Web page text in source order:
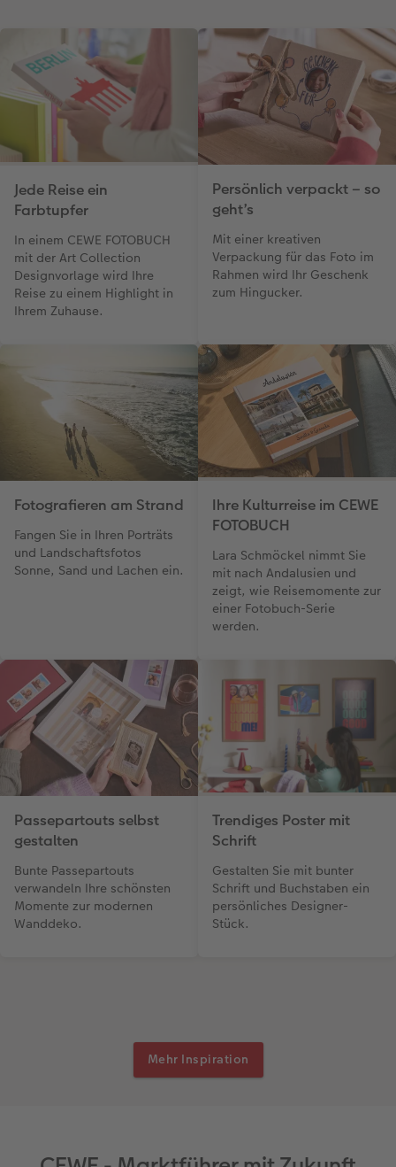
Jede Reise ein
Farbtupfer
In einem CEWE FOTOBUCH
mit der Art Collection
Designvorlage wird Ihre
Reise zu einem Highlight in
Ihrem Zuhause.
Persönlich verpackt – so
geht’s
Mit einer kreativen
Verpackung für das Foto im
Rahmen wird Ihr Geschenk
zum Hingucker.
Fotografieren am Strand
Fangen Sie in Ihren Porträts
und Landschaftsfotos
Sonne, Sand und Lachen ein.
Ihre Kulturreise im CEWE
FOTOBUCH
Lara Schmöckel nimmt Sie
mit nach Andalusien und
zeigt, wie Reisemomente zur
einer Fotobuch-Serie
werden.
Passepartouts selbst
gestalten
Bunte Passepartouts
verwandeln Ihre schönsten
Momente zur modernen
Wanddeko.
Trendiges Poster mit
Schrift
Gestalten Sie mit bunter
Schrift und Buchstaben ein
persönliches Designer-
Stück.
Mehr Inspiration